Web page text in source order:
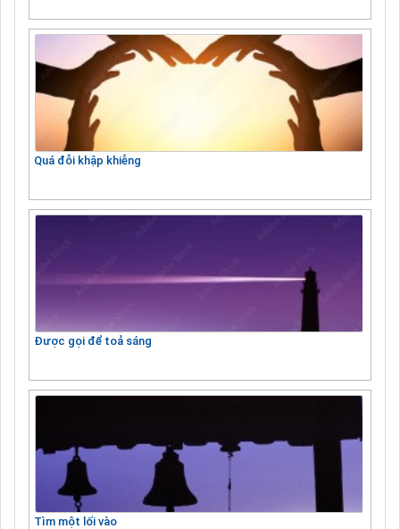
Quá đỗi khập khiễng
Được gọi để toả sáng
Tìm một lối vào